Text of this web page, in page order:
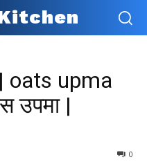
oats upma
उपमा |
0